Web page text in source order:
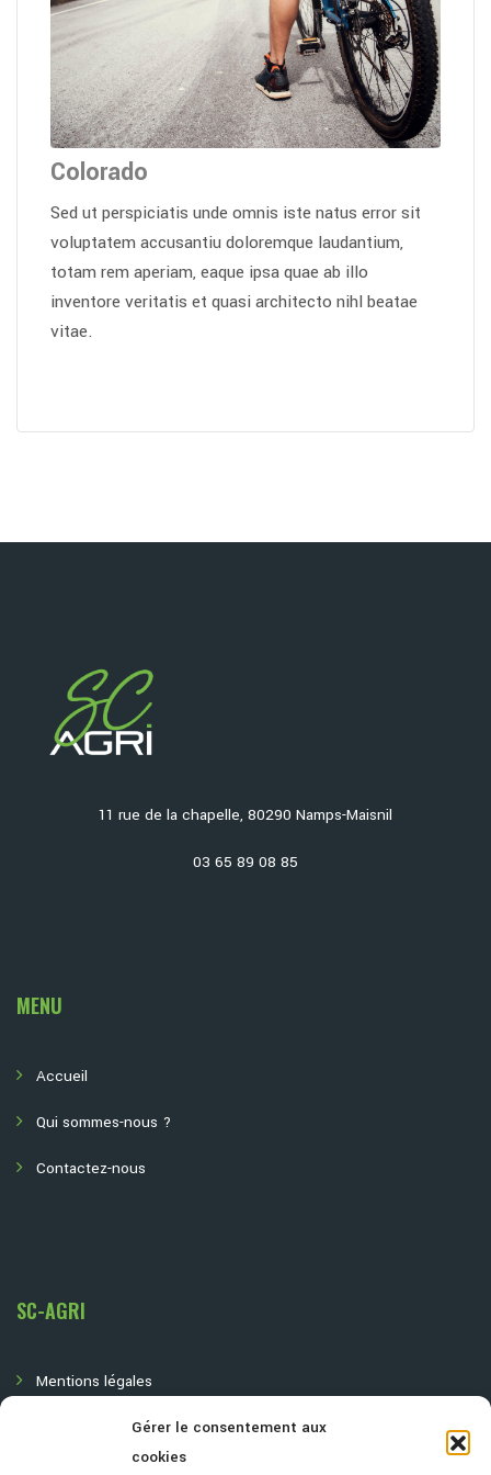
Gérer le consentement aux
cookies
Colorado
Sed ut perspiciatis unde omnis iste natus error sit
voluptatem accusantiu doloremque laudantium,
totam rem aperiam, eaque ipsa quae ab illo
inventore veritatis et quasi architecto nihl beatae
vitae.
11 rue de la chapelle, 80290 Namps-Maisnil
03 65 89 08 85
MENU
Accueil
Qui sommes-nous ?
Contactez-nous
SC-AGRI
Mentions légales
Politique de confidentialité